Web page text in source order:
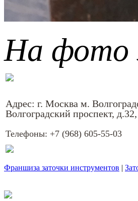
На фото
Адрес: г. Москва м.
Волгоградский проспект,
Телефоны: +7 (968) 605-55-03
Франшиза заточки инструментов